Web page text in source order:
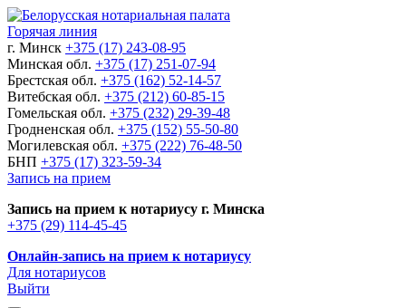
Горячая линия
г. Минск +375 (17) 243-08-95
Минская обл. +375 (17) 251-07-94
Брестская обл. +375 (162) 52-14-57
Витебская обл. +375 (212) 60-85-15
Гомельская обл. +375 (232) 29-39-48
Гродненская обл. +375 (152) 55-50-80
Могилевская обл. +375 (222) 76-48-50
БНП +375 (17) 323-59-34
Запись на прием
Запись на прием к нотариусу г. Минска
+375 (29) 114-45-45
Онлайн-запись на прием к нотариусу
Для нотариусов
Выйти